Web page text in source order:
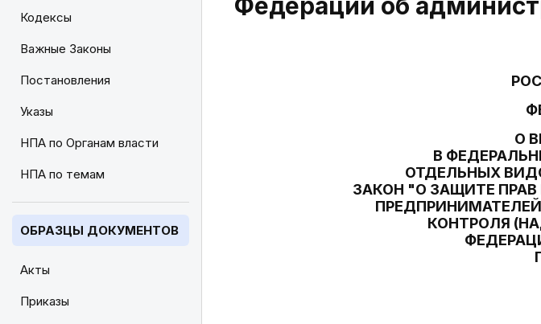
Кодексы
Важные Законы
Постановления
Указы
НПА по Органам власти
НПА по темам
ОБРАЗЦЫ ДОКУМЕНТОВ
Акты
Приказы
О
В
ОТДЕЛЬНЫХ
ЗАКОН "О ЗАЩИТЕ
КОНТРОЛЯ